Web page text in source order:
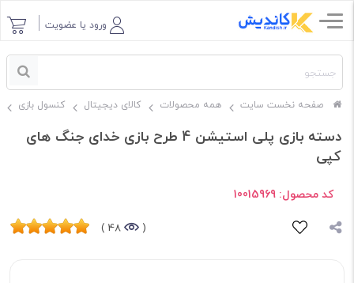
ورود یا عضویت
صفحه نخست سایت همه محصولات کالای دیجیتال کنسول بازی
دسته بازی پلی استیشن 4 طرح بازی خدای جنگ های
کپی
کد محصول: 10015969
(
48 )